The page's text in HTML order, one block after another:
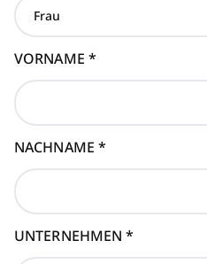
VORNAME *
NACHNAME*
UNTERNEHMEN*